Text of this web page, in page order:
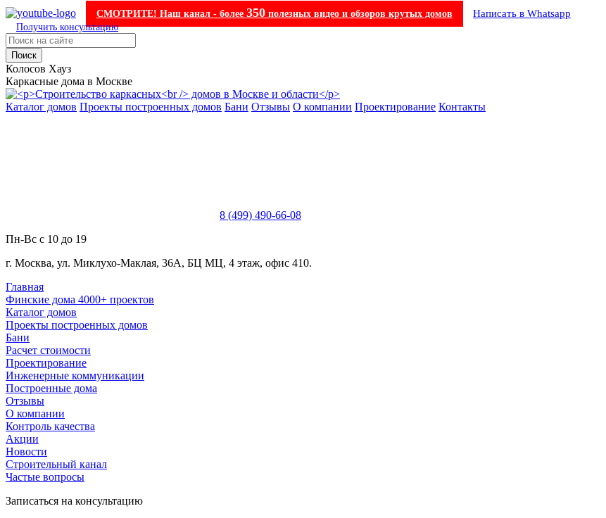
СМОТРИТЕ! Наш канал - более 350 полезных видео и обзоров крутых домов Написать в Whatsapp
Получить консультацию
Поиск
Колосов Хауз
Каркасные дома в Москве
Каталог домов Проекты построенных домов Бани Отзывы О компании Проектирование Контакты
8 (499) 490-66-08
Пн-Вс с 10 до 19
г. Москва, ул. Миклухо-Маклая, 36А, БЦ МЦ, 4 этаж, офис 410.
Главная
Финские дома 4000+ проектов
Каталог домов
Проекты построенных домов
Бани
Расчет стоимости
Проектирование
Инженерные коммуникации
Построенные дома
Отзывы
О компании
Контроль качества
Акции
Новости
Строительный канал
Частые вопросы
Записаться на консультацию